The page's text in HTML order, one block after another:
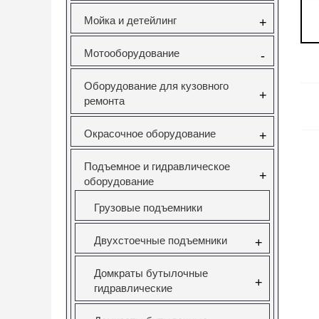
Мойка и детейлинг +
Мотооборудование -
Оборудование для кузовного
ремонта
+
Окрасочное оборудование +
Подъемное и гидравлическое
оборудование
+
Грузовые подъемники
Двухстоечные подъемники +
Домкраты бутылочные
гидравлические
+